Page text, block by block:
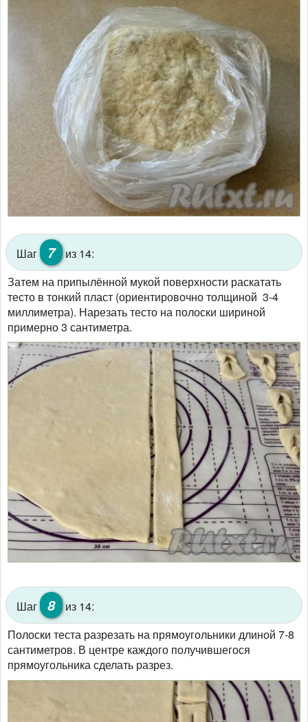
Шаг 7
из 14:
Затем на припылённой мукой поверхности раскатать
тесто в тонкий пласт (ориентировочно толщиной 3-4
миллиметра). Нарезать тесто на полоски шириной
примерно 3 сантиметра.
Шаг 8
из 14:
Полоски теста разрезать на прямоугольники длиной 7-8
сантиметров. В центре каждого получившегося
прямоугольника сделать разрез.